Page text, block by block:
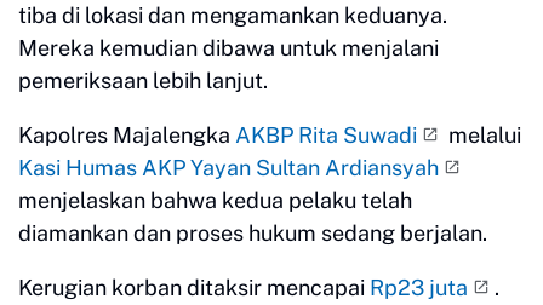
tiba di lokasi dan mengamankan keduanya.
Mereka kemudian dibawa untuk menjalani
pemeriksaan lebih lanjut.
Kapolres Majalengka AKBP Rita Suwadi
melalui
Kasi Humas AKP Yayan Sultan Ardiansyah
menjelaskan bahwa kedua pelaku telah
diamankan dan proses hukum sedang berjalan.
Kerugian korban ditaksir mencapai Rp23 juta
.